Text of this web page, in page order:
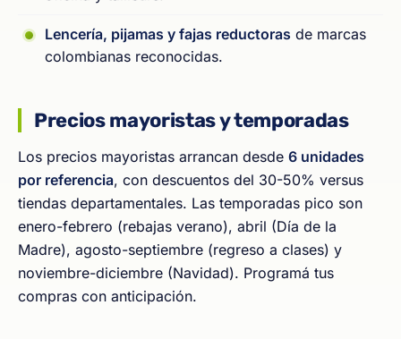
Lencería, pijamas y fajas reductoras de marcas
colombianas reconocidas.
Precios mayoristas y temporadas
Los precios mayoristas arrancan desde 6 unidades
por referencia, con descuentos del 30-50% versus
tiendas departamentales. Las temporadas pico son
enero-febrero (rebajas verano), abril (Día de la
Madre), agosto-septiembre (regreso a clases) y
noviembre-diciembre (Navidad). Programá tus
compras con anticipación.